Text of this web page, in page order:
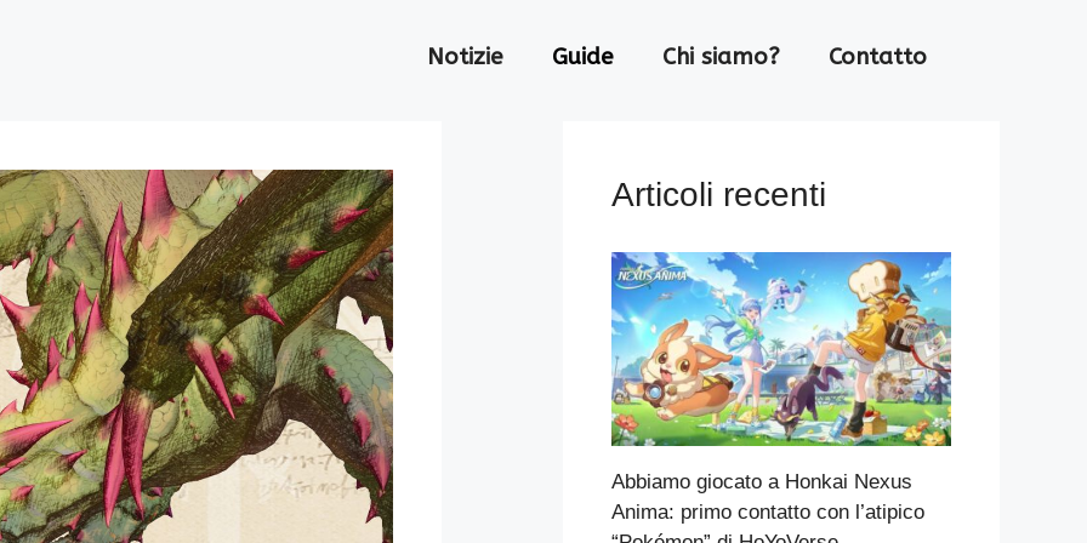
Notizie Guide Chi siamo? Contatto
Articoli recenti
Abbiamo giocato a Honkai Nexus
Anima: primo contatto con l’atipico